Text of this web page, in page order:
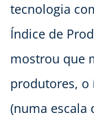
tecnologia
Índice de
mostrou que
produtores, o
(numa escala